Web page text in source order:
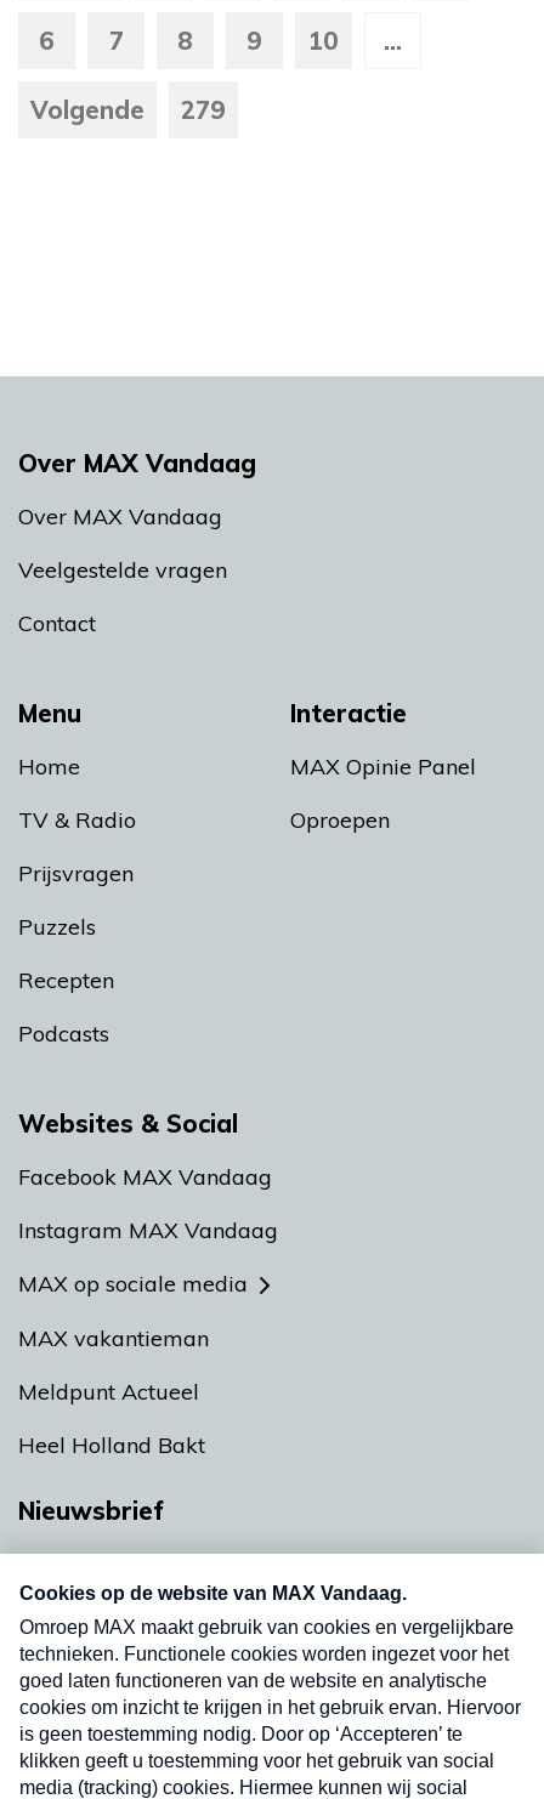
6 7 8 9 10 ...
Volgende 279
Menu
Home
TV & Radio
Prijsvragen
Puzzels
Recepten
Podcasts
Interactie
MAX Opinie Panel
Oproepen
Over MAX Vandaag
Over MAX Vandaag
Veelgestelde vragen
Contact
Websites & Social
Facebook MAX Vandaag
Instagram MAX Vandaag
MAX op sociale media
MAX vakantieman
Meldpunt Actueel
Heel Holland Bakt
Nieuwsbrief
nieuwsbrief. Elke vrijdag- en dinsdagochtend in
uw mailbox.
Verzend